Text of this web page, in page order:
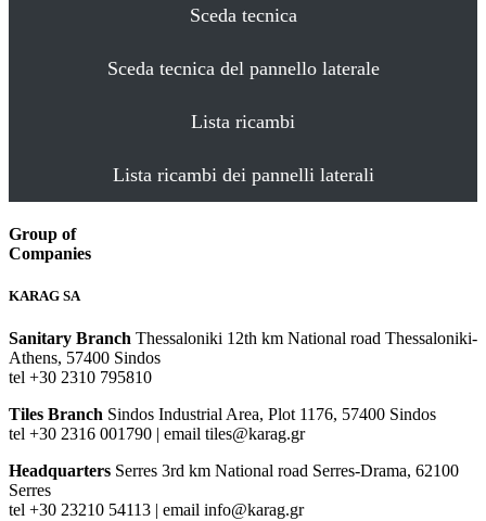
Sceda tecnica
Sceda tecnica del pannello laterale
Lista ricambi
Lista ricambi dei pannelli laterali
Group of
Companies
KARAG SA
Sanitary Branch Thessaloniki 12th km National road Thessaloniki-
Athens, 57400 Sindos
tel +30 2310 795810
Tiles Branch Sindos Industrial Area, Plot 1176, 57400 Sindos
tel +30 2316 001790 | email tiles@karag.gr
Headquarters Serres 3rd km National road Serres-Drama, 62100
Serres
tel +30 23210 54113 | email info@karag.gr